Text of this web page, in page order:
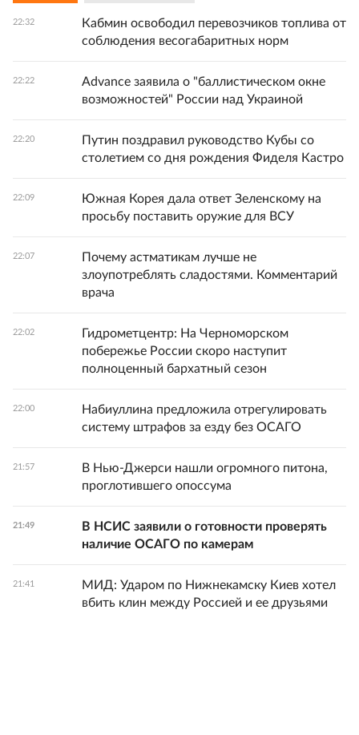
22:32
Кабмин освободил перевозчиков топлива от
соблюдения весогабаритных норм
22:22
Advance заявила о "баллистическом окне
возможностей" России над Украиной
22:20
Путин поздравил руководство Кубы со
столетием со дня рождения Фиделя Кастро
22:09
Южная Корея дала ответ Зеленскому на
просьбу поставить оружие для ВСУ
22:07
Почему астматикам лучше не
злоупотреблять сладостями. Комментарий
врача
22:02
Гидрометцентр: На Черноморском
побережье России скоро наступит
полноценный бархатный сезон
22:00
Набиуллина предложила отрегулировать
систему штрафов за езду без ОСАГО
21:57
В Нью-Джерси нашли огромного питона,
проглотившего опоссума
21:49
В НСИС заявили о готовности проверять
наличие ОСАГО по камерам
21:41
МИД: Ударом по Нижнекамску Киев хотел
вбить клин между Россией и ее друзьями